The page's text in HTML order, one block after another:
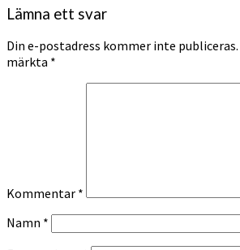
Lämna ett svar
Din e-postadress kommer inte publiceras.
märkta *
Kommentar *
Namn *